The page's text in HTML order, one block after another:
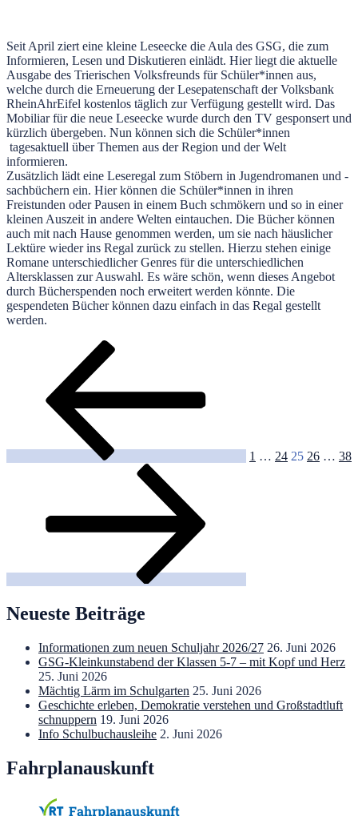
Seit April ziert eine kleine Leseecke die Aula des GSG, die zum
Informieren, Lesen und Diskutieren einlädt. Hier liegt die aktuelle
Ausgabe des Trierischen Volksfreunds für Schüler*innen aus,
welche durch die Erneuerung der Lesepatenschaft der Volksbank
RheinAhrEifel kostenlos täglich zur Verfügung gestellt wird. Das
Mobiliar für die neue Leseecke wurde durch den TV gesponsert und
kürzlich übergeben. Nun können sich die Schüler*innen
tagesaktuell über Themen aus der Region und der Welt
informieren.
Zusätzlich lädt eine Leseregal zum Stöbern in Jugendromanen und -
sachbüchern ein. Hier können die Schüler*innen in ihren
Freistunden oder Pausen in einem Buch schmökern und so in einer
kleinen Auszeit in andere Welten eintauchen. Die Bücher können
auch mit nach Hause genommen werden, um sie nach häuslicher
Lektüre wieder ins Regal zurück zu stellen. Hierzu stehen einige
Romane unterschiedlicher Genres für die unterschiedlichen
Altersklassen zur Auswahl. Es wäre schön, wenn dieses Angebot
durch Bücherspenden noch erweitert werden könnte. Die
gespendeten Bücher können dazu einfach in das Regal gestellt
werden.
Seitennummerierung
Beiträge
1 … 24 25 26 … 38
Neueste Beiträge
Informationen zum neuen Schuljahr 2026/27 26. Juni 2026
GSG-Kleinkunstabend der Klassen 5-7 – mit Kopf und Herz
25. Juni 2026
Mächtig Lärm im Schulgarten 25. Juni 2026
Geschichte erleben, Demokratie verstehen und Großstadtluft
schnuppern 19. Juni 2026
Info Schulbuchausleihe 2. Juni 2026
Fahrplanauskunft